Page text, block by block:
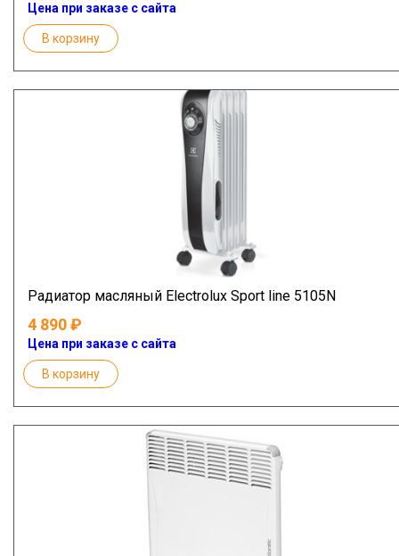
Цена при заказе с сайта
В корзину
Радиатор масляный Electrolux Sport line 5105N
4 890
Цена при заказе с сайта
В корзину